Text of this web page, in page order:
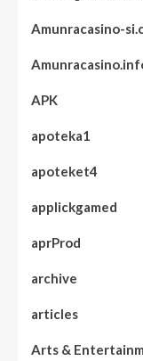
Amunracasino-
APK
apoteka1
apoteket4
applickgamed
aprProd
archive
articles
Arts &